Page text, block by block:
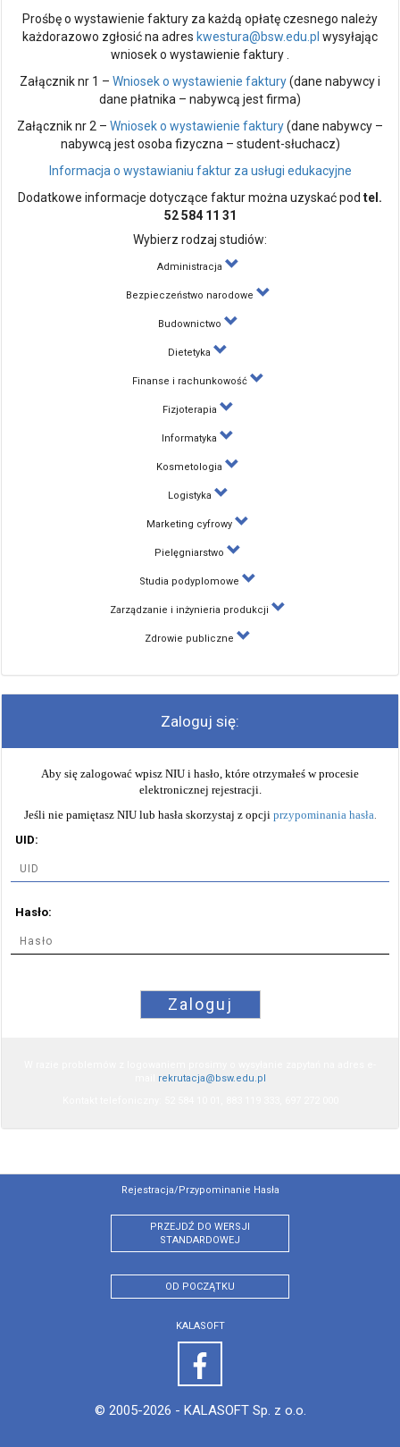
Prośbę o wystawienie faktury za każdą opłatę czesnego należy
każdorazowo zgłosić na adres kwestura@bsw.edu.pl wysyłając
wniosek o wystawienie faktury .
Załącznik nr 1 – Wniosek o wystawienie faktury(dane nabywcy i
dane płatnika – nabywcą jest firma)
Załącznik nr 2 – Wniosek o wystawienie faktury(dane nabywcy –
nabywcą jest osoba fizyczna – student-słuchacz)
Informacja o wystawianiu faktur za usługi edukacyjne
Dodatkowe informacje dotyczące faktur można uzyskać pod tel.
52 584 11 31
Wybierz rodzaj studiów:
Administracja
Bezpieczeństwo narodowe
Budownictwo
Dietetyka
Finanse i rachunkowość
Fizjoterapia
Informatyka
Kosmetologia
Logistyka
Marketing cyfrowy
Pielęgniarstwo
Studia podyplomowe
Zarządzanie i inżynieria produkcji
Zdrowie publiczne
Zaloguj się:
Aby się zalogować wpisz NIU i hasło, które otrzymałeś w procesie
elektronicznej rejestracji.
Jeśli nie pamiętasz NIU lub hasła skorzystaj z opcji przypominania hasła.
UID:
Hasło:
Zaloguj
rekrutacja@bsw.edu.pl
Rejestracja/przypominanie Hasła
PRZEJDŹ DO WERSJI
STANDARDOWEJ
OD POCZĄTKU
KALASOFT
© 2005-2026 - KALASOFT Sp. z o.o.